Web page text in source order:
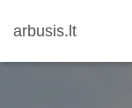
arbusis.lt